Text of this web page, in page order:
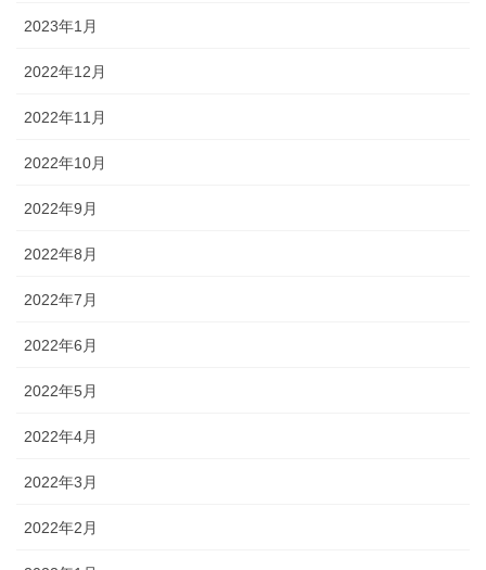
2023年1月
2022年12月
2022年11月
2022年10月
2022年9月
2022年8月
2022年7月
2022年6月
2022年5月
2022年4月
2022年3月
2022年2月